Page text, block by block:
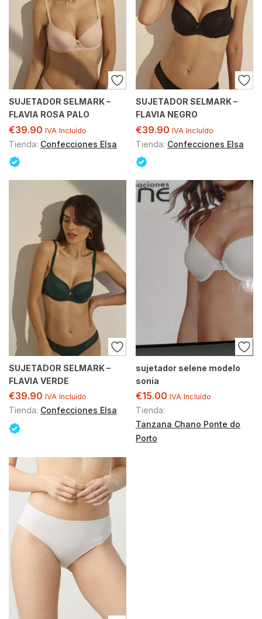
SUJETADOR SELMARK –
FLAVIA ROSA PALO
€39.90 IVA Incluído
Tienda: Confecciones Elsa
SUJETADOR SELMARK –
FLAVIA NEGRO
€39.90 IVA Incluído
Tienda: Confecciones Elsa
SUJETADOR SELMARK –
FLAVIA VERDE
€39.90 IVA Incluído
Tienda: Confecciones Elsa
sujetador selene modelo
sonia
€15.00 IVA Incluído
Tienda:
Tanzana Chano Ponte do
Porto